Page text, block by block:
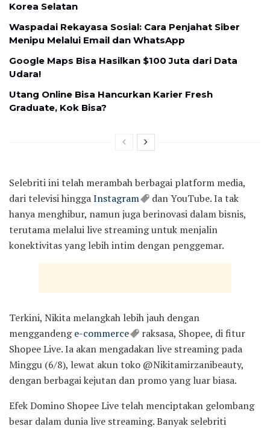
Korea Selatan
Waspadai Rekayasa Sosial: Cara Penjahat Siber
Menipu Melalui Email dan WhatsApp
Google Maps Bisa Hasilkan $100 Juta dari Data
Udara!
Utang Online Bisa Hancurkan Karier Fresh
Graduate, Kok Bisa?
Selebriti ini telah merambah berbagai platform media,
dari televisi hinggaInstagram
dan YouTube. Ia tak
hanya menghibur, namun juga berinovasi dalam bisnis,
terutama melalui live streaming untuk menjalin
konektivitas yang lebih intim dengan penggemar.
Terkini, Nikita melangkah lebih jauh dengan
menggandenge-commerce
raksasa, Shopee, di fitur
Shopee Live. Ia akan mengadakan live streaming pada
Minggu (6/8), lewat akun toko @Nikitamirzanibeauty,
dengan berbagai kejutan dan promo yang luar biasa.
Efek Domino Shopee Live telah menciptakan gelombang
besar dalam dunia live streaming. Banyak selebriti